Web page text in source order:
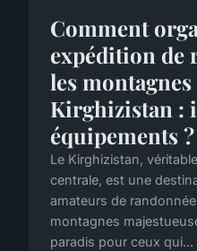
Comment
expédition de
les
Kirghizistan :
équipements ?
Le Kirghizistan,
centrale, est une
amateurs de
montagnes
paradis pour ceux qui...